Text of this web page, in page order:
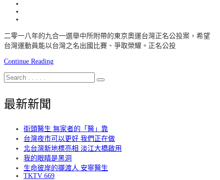
二零一八年的九合一選舉中所附帶的東京奧運台灣正名公投案，希望
台灣運動員能以台灣之名出國比賽、爭取榮耀。正名公投
Continue Reading
最新新聞
街頭醫生 無家者的「醫」靠
台灣夜市可以更好 我們正在做
北台灣新地標亮相 淡江大橋啟用
我的眼睛是黑洞
生命彼岸的擺渡人 安寧醫生
TKTV 669